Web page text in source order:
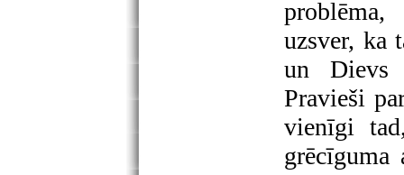
uzsver, ka
un Dievs
Pravieši
vienīgi
grēcīguma